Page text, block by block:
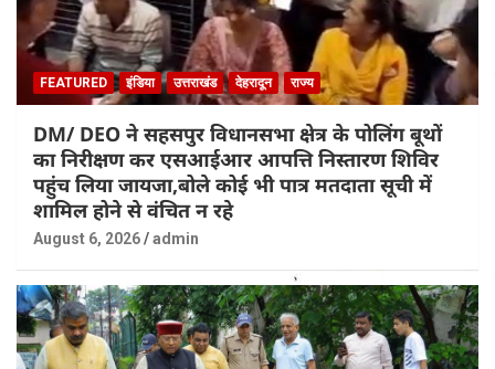
FEATURED इंडिया उत्तराखंड देहरादून राज्य
DM/ DEO ने सहसपुर विधानसभा क्षेत्र के पोलिंग बूथों
का निरीक्षण कर एसआईआर आपत्ति निस्तारण शिविर
पहुंच लिया जायजा,बोले कोई भी पात्र मतदाता सूची में
शामिल होने से वंचित न रहे
August 6, 2026 admin